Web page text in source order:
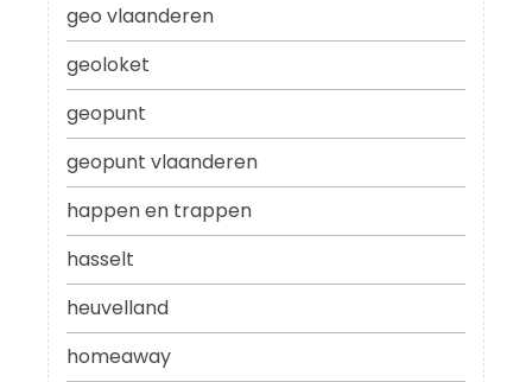
geo vlaanderen
geoloket
geopunt
geopunt vlaanderen
happen en trappen
hasselt
heuvelland
homeaway